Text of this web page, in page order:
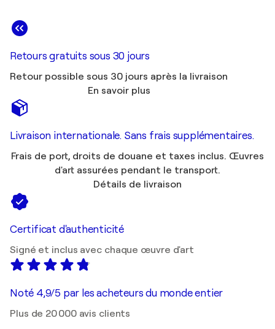
Retours gratuits sous 30 jours
Retour possible sous 30 jours après la livraison
En savoir plus
Livraison internationale. Sans frais supplémentaires.
Frais de port, droits de douane et taxes inclus. Œuvres
d'art assurées pendant le transport.
Détails de livraison
Certificat d'authenticité
Signé et inclus avec chaque œuvre d'art
Noté 4,9/5 par les acheteurs du monde entier
Plus de 20 000 avis clients